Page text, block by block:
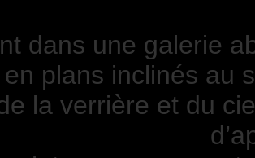
dans une galerie
plans inclinés au
la verrière et du